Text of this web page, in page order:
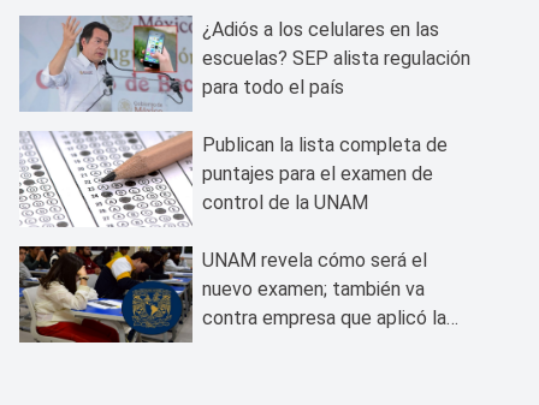
¿Adiós a los celulares en las
escuelas? SEP alista regulación
para todo el país
Publican la lista completa de
puntajes para el examen de
control de la UNAM
UNAM revela cómo será el
nuevo examen; también va
contra empresa que aplicó la